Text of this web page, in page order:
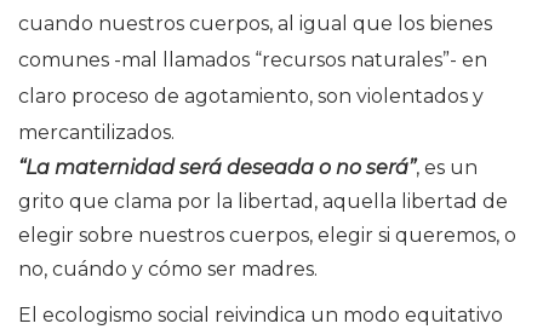
cuando nuestros cuerpos, al igual que los bienes
comunes -mal llamados “recursos naturales”- en
claro proceso de agotamiento, son violentados y
mercantilizados.
“La maternidad será deseada o no será”, es un
grito que clama por la libertad, aquella libertad de
elegir sobre nuestros cuerpos, elegir si queremos, o
no, cuándo y cómo ser madres.
El ecologismo social reivindica un modo equitativo